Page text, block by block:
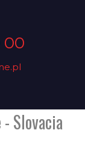
00
Slovacia